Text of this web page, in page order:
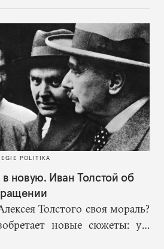
и перекрывая вскрывшиеся
POLITIKA
новую. Иван Толстой об
Толстого своя мораль?
новые сюжеты: уж
старые.